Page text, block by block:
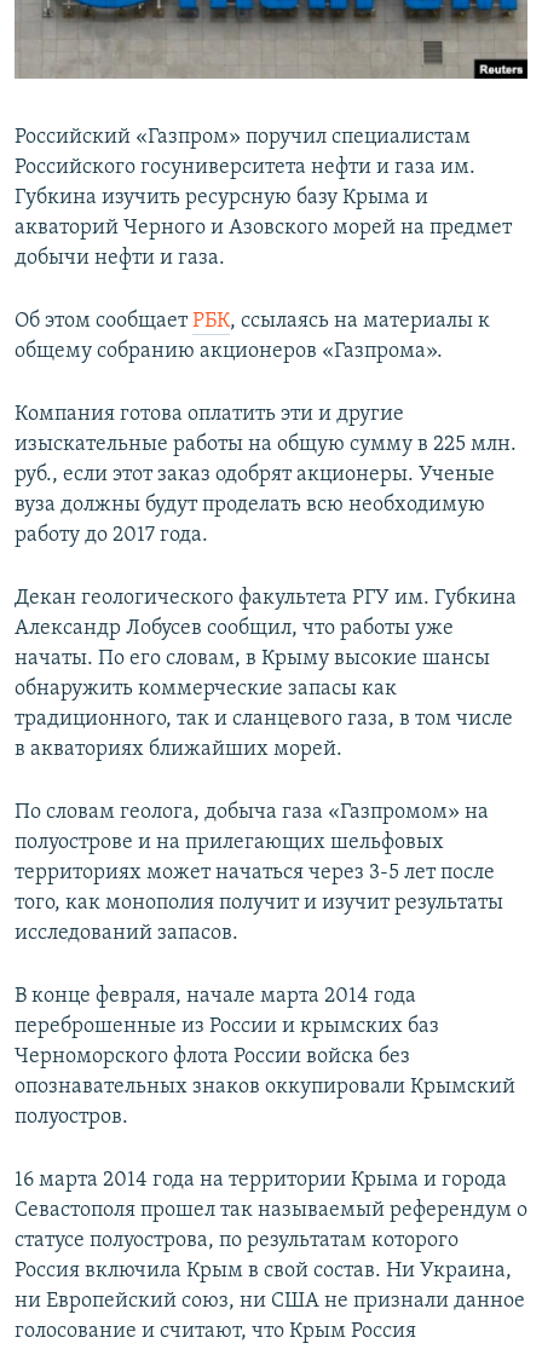
ПОБЕДИТЕЛЕЙ НЕ СУДЯТ?
КРЫМ.НЕПОКОРЕННЫЙ
УКРАИНСКАЯ ПРОБЛЕМА КРЫМА
ПРИСОЕДИНЯЙТЕСЬ!
Все сайты RFE/RL
Российский «Газпром» поручил специалистам
Российского госуниверситета нефти и газа им.
Губкина изучить ресурсную базу Крыма и
акваторий Черного и Азовского морей на предмет
добычи нефти и газа.
Об этом сообщаетРБК, ссылаясь на материалы к
общему собранию акционеров «Газпрома».
Компания готова оплатить эти и другие
изыскательные работы на общую сумму в 225 млн.
руб., если этот заказ одобрят акционеры. Ученые
вуза должны будут проделать всю необходимую
работу до 2017 года.
Декан геологического факультета РГУ им. Губкина
Александр Лобусев сообщил, что работы уже
начаты. По его словам, в Крыму высокие шансы
обнаружить коммерческие запасы как
традиционного, так и сланцевого газа, в том числе
в акваториях ближайших морей.
По словам геолога, добыча газа «Газпромом» на
полуострове и на прилегающих шельфовых
территориях может начаться через 3-5 лет после
того, как монополия получит и изучит результаты
исследований запасов.
В конце февраля, начале марта 2014 года
переброшенные из России и крымских баз
Черноморского флота России войска без
опознавательных знаков оккупировали Крымский
полуостров.
16 марта 2014 года на территории Крыма и города
Севастополя прошел так называемый референдум о
статусе полуострова, по результатам которого
Россия включила Крым в свой состав. Ни Украина,
ни Европейский союз, ни США не признали данное
голосование и считают, что Крым Россия